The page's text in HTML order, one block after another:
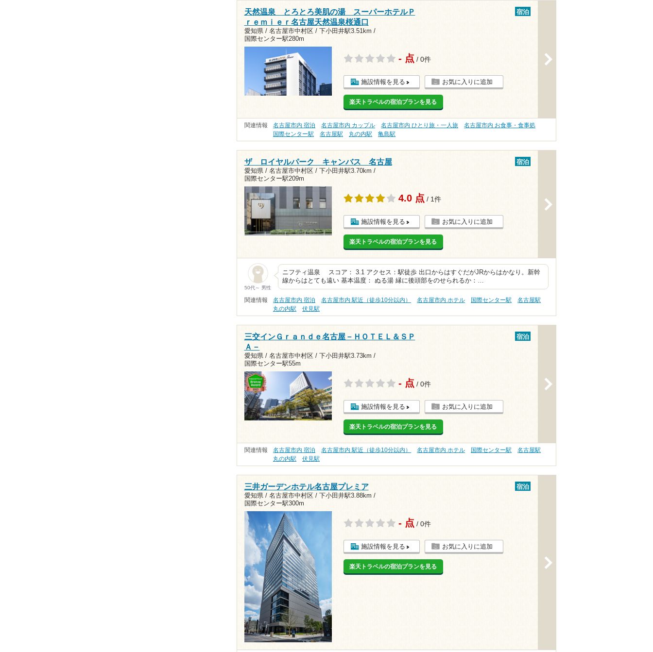
天然温泉 とろとろ美肌の湯 スーパーホテルＰ
ｒｅｍｉｅｒ名古屋天然温泉桜通口
愛知県 / 名古屋市中村区 / 下小田井駅3.51km /
国際センター駅280m
宿泊
- 点 / 0件
施設情報を見る お気に入りに追加
楽天トラベルの宿泊プランを見る
関連情報 名古屋市内 宿泊 名古屋市内 カップル 名古屋市内 ひとり旅・一人旅
名古屋市内 お食事・食事処
国際センター駅
名古屋駅 丸の内駅 亀島駅
ザ ロイヤルパーク キャンバス 名古屋
愛知県 / 名古屋市中村区 / 下小田井駅3.70km /
国際センター駅209m
宿泊
4.0 点 / 1件
施設情報を見る お気に入りに追加
楽天トラベルの宿泊プランを見る
50代～ 男性
ニフティ温泉 スコア： 3.1 アクセス：駅徒歩 出口からはすぐだがJRからはかなり。新幹
線からはとても遠い 基本温度： ぬる湯 縁に後頭部をのせられるか：…
関連情報 名古屋市内 宿泊 名古屋市内 駅近（徒歩10分以内） 名古屋市内 ホテル 国際センター駅
名古屋駅
丸の内駅
伏見駅
三交インＧｒａｎｄｅ名古屋－ＨＯＴＥＬ＆ＳＰ
Ａ－
愛知県 / 名古屋市中村区 / 下小田井駅3.73km /
国際センター駅55m
宿泊
- 点 / 0件
施設情報を見る お気に入りに追加
楽天トラベルの宿泊プランを見る
関連情報 名古屋市内 宿泊 名古屋市内 駅近（徒歩10分以内） 名古屋市内 ホテル 国際センター駅
名古屋駅
丸の内駅
伏見駅
三井ガーデンホテル名古屋プレミア
愛知県 / 名古屋市中村区 / 下小田井駅3.88km /
国際センター駅300m
宿泊
- 点 / 0件
施設情報を見る お気に入りに追加
楽天トラベルの宿泊プランを見る